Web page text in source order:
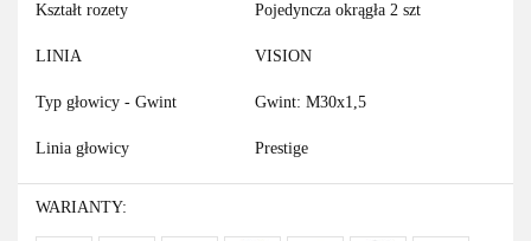
Kształt rozety Pojedyncza okrągła 2 szt
LINIA VISION
Typ głowicy - Gwint Gwint: M30x1,5
Linia głowicy Prestige
WARIANTY: